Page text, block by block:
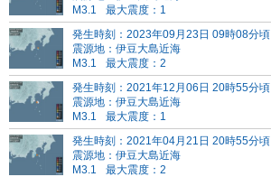
M3.1
最大震度：1
発生時刻：2023年09月23日 09時08分頃
震源地：伊豆大島近海
M3.1
最大震度：2
発生時刻：2021年12月06日 20時55分頃
震源地：伊豆大島近海
M3.1
最大震度：1
発生時刻：2021年04月21日 20時55分頃
震源地：伊豆大島近海
M3.1
最大震度：2